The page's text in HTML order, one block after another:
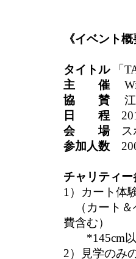
《イベント概
タイトル「
主 催
協 賛江
日 程
会 場ス
参加人数
チャリティー
1）カート体
（カート＆
費含む）
*145cm以
2）見学のみ